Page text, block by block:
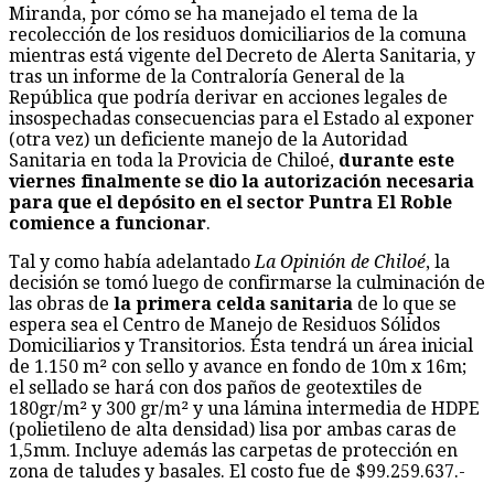
Miranda, por cómo se ha manejado el tema de la
recolección de los residuos domiciliarios de la comuna
mientras está vigente del Decreto de Alerta Sanitaria, y
tras un informe de la Contraloría General de la
República que podría derivar en acciones legales de
insospechadas consecuencias para el Estado al exponer
(otra vez) un deficiente manejo de la Autoridad
Sanitaria en toda la Provicia de Chiloé, durante este
viernes finalmente se dio la autorización necesaria
para que el depósito en el sector Puntra El Roble
comience a funcionar.
Tal y como había adelantado La Opinión de Chiloé, la
decisión se tomó luego de confirmarse la culminación de
las obras de la primera celda sanitaria de lo que se
espera sea el Centro de Manejo de Residuos Sólidos
Domiciliarios y Transitorios. Ésta tendrá un área inicial
de 1.150 m² con sello y avance en fondo de 10m x 16m;
el sellado se hará con dos paños de geotextiles de
180gr/m² y 300 gr/m² y una lámina intermedia de HDPE
(polietileno de alta densidad) lisa por ambas caras de
1,5mm. Incluye además las carpetas de protección en
zona de taludes y basales. El costo fue de $99.259.637.-